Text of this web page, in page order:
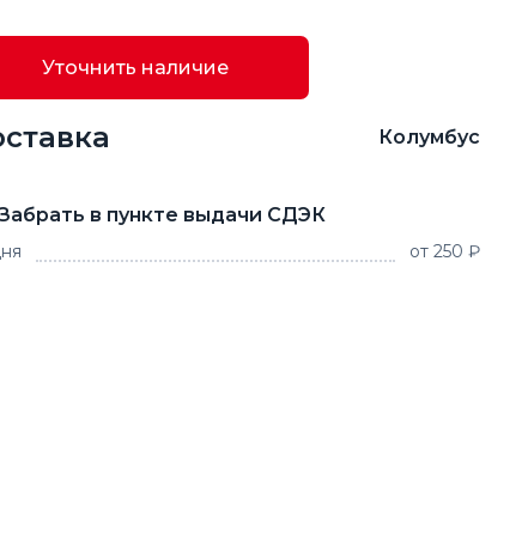
Уточнить наличие
Колумбус
в пункте выдачи СДЭК
от 250 ₽